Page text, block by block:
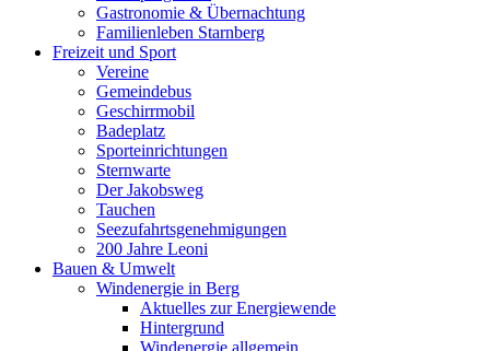
Gastronomie & Übernachtung
Familienleben Starnberg
Freizeit und Sport
Vereine
Gemeindebus
Geschirrmobil
Badeplatz
Sporteinrichtungen
Sternwarte
Der Jakobsweg
Tauchen
Seezufahrtsgenehmigungen
200 Jahre Leoni
Bauen & Umwelt
Windenergie in Berg
Aktuelles zur Energiewende
Hintergrund
Windenergie allgemein